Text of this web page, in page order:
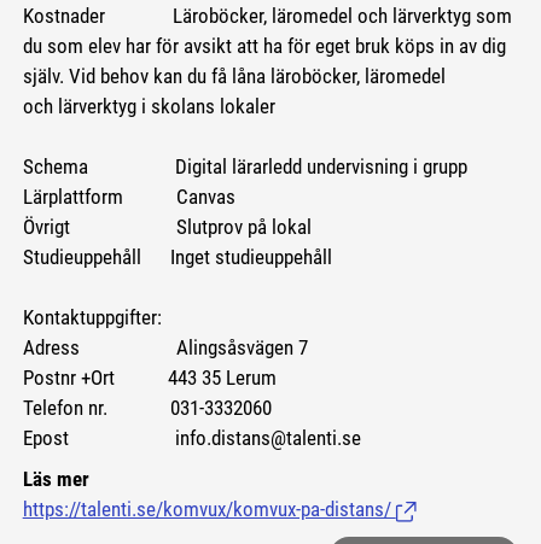
Kostnader Läroböcker, läromedel och lärverktyg som
du som elev har för avsikt att ha för eget bruk köps in av dig
själv. Vid behov kan du få låna läroböcker, läromedel
och lärverktyg i skolans lokaler
Schema Digital lärarledd undervisning i grupp
Lärplattform Canvas
Övrigt Slutprov på lokal
Studieuppehåll Inget studieuppehåll
Kontaktuppgifter:
Adress Alingsåsvägen 7
Postnr +Ort 443 35 Lerum
Telefon nr. 031-3332060
Epost info.distans@talenti.se
Läs mer
https://talenti.se/komvux/komvux-pa-distans/ (Länk till extern